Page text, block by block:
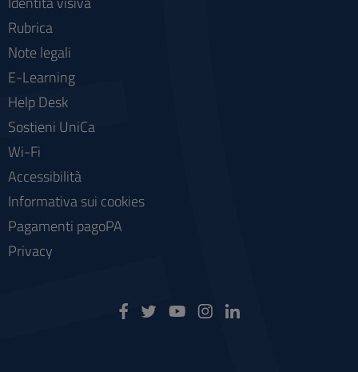
Rubrica
Note legali
E-Learning
Help Desk
Sostieni UniCa
Wi-Fi
Accessibilità
Informativa sui cookies
Pagamenti pagoPA
Privacy